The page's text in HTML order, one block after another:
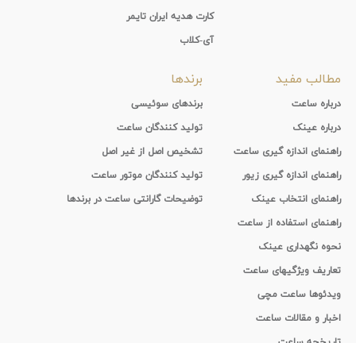
کارت هدیه ایران تایمر
آی-کلاب
مطالب مفید
درباره ساعت
درباره عینک
راهنمای اندازه گیری ساعت
راهنمای اندازه گیری زیور
راهنمای انتخاب عینک
راهنمای استفاده از ساعت
نحوه نگهداری عینک
تعاریف ویژگیهای ساعت
ویدئوها ساعت مچی
اخبار و مقالات ساعت
برندها
برندهای سوئیسی
تولید کنندگان ساعت
تشخیص اصل از غیر اصل
تولید کنندگان موتور ساعت
توضیحات گارانتی ساعت در برندها